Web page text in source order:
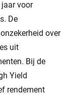
voor
De
over
uit
Bij de
Yield
rendement